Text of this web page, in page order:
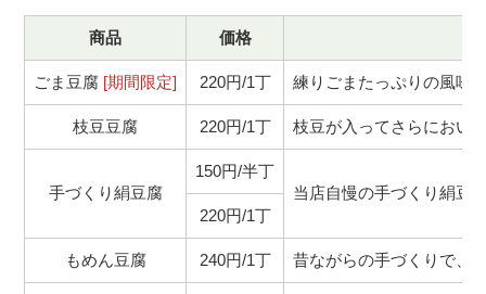
商品 価格
ごま豆腐 [期間限定] 220円/1丁 練りごまたっぷりの風味
枝豆豆腐 220円/1丁 枝豆が入ってさらにおい
手づくり絹豆腐
150円/半丁
当店自慢の手づくり絹豆
220円/1丁
もめん豆腐 240円/1丁 昔ながらの手づくりで、